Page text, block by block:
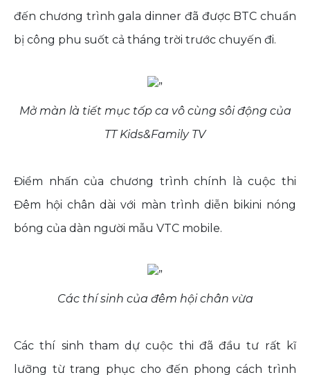
đến chương trình gala dinner đã được BTC chuẩn
bị công phu suốt cả tháng trời trước chuyến đi.
Mở màn là tiết mục tốp ca vô cùng sôi động của
TT Kids&Family TV
Điểm nhấn của chương trình chính là cuộc thi
Đêm hội chân dài với màn trình diễn bikini nóng
bóng của dàn người mẫu VTC mobile.
Các thí sinh của đêm hội chân vừa
Các thí sinh tham dự cuộc thi đã đầu tư rất kĩ
lưỡng từ trang phục cho đến phong cách trình